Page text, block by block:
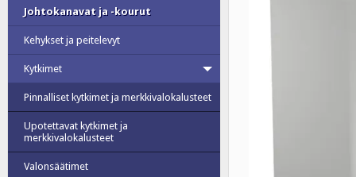
Johtokanavat ja -kourut
Kehykset ja peitelevyt
Kytkimet
Pinnalliset kytkimet ja merkkivalokalusteet
Upotettavat kytkimet ja
merkkivalokalusteet
Valonsäätimet